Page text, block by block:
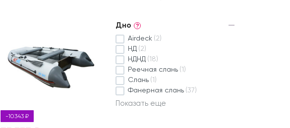
-10343 ₽
Дно ?
Airdeck (2)
НД (2)
НДНД (18)
Реечная слань (1)
Слань (1)
Фанерная слань (37)
Показать еще